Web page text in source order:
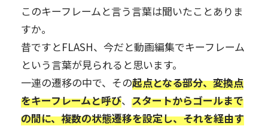
このキーフレームと言う言葉は聞いたことありま
すか。
昔ですとFLASH、今だと動画編集でキーフレーム
という言葉が見られると思います。
一連の遷移の中で、その起点となる部分、変換点
をキーフレームと呼び、 スタートからゴールまで
の間に、複数の状態遷移を設定し、それを経由す